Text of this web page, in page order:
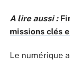
A lire aussi :
missions clés
Le numérique